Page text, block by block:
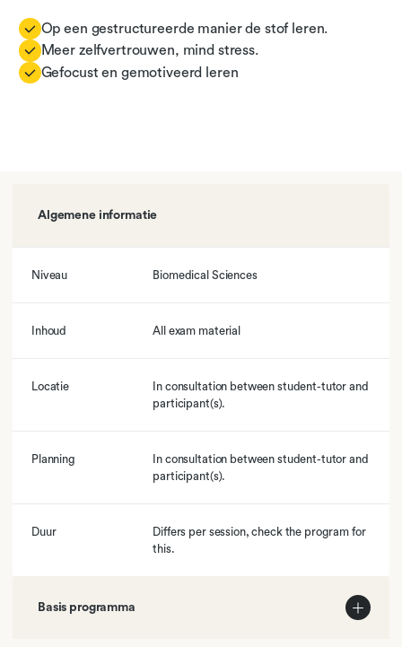
Op een gestructureerde manier de stof leren.
Meer zelfvertrouwen, mind stress.
Gefocust en gemotiveerd leren
Algemene informatie
Niveau Biomedical Sciences
Inhoud All exam material
Locatie
In consultation between student-tutor and
participant(s).
Planning
In consultation between student-tutor and
participant(s).
Duur
Differs per session, check the program for
this.
Basis programma